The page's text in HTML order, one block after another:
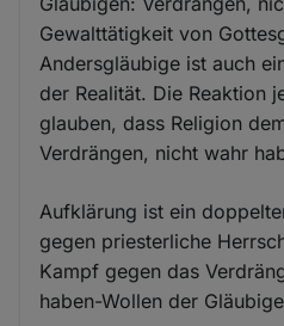
Gewalttätigkeit von
Andersgläubige ist auch
der Realität. Die Reaktion
glauben, dass Religion
Verdrängen, nicht wahr
Aufklärung ist ein
gegen priesterliche
Kampf gegen das
haben-Wollen der